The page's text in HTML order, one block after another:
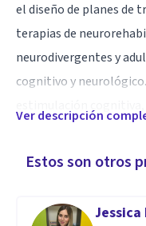
el diseño de planes de
terapias de
neurodivergentes y
cognitivo y
integral y la
escucha activa,
facilita la creación de
Ver descripción
Estos son otros
Jessica